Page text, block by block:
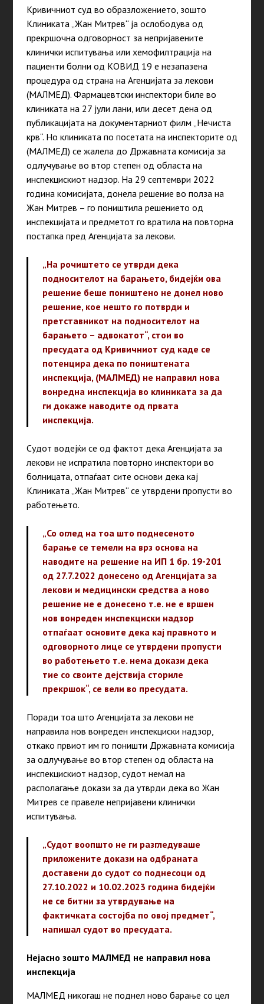
Кривичниот суд во образложението, зошто
Клиниката „Жан Митрев“ ја ослободува од
прекршочна одговорност за непријавените
клинички испитувања или хемофилтрација на
пациенти болни од КОВИД 19 е незапазена
процедура од страна на Агенцијата за лекови
(МАЛМЕД). Фармацевтски инспектори биле во
клиниката на 27 јули лани, или десет дена од
публикацијата на документарниот филм „Нечиста
крв“. Но клиниката по посетата на инспекторите од
(МАЛМЕД) се жалела до Државната комисија за
одлучување во втор степен од областа на
инспекцискиот надзор. На 29 септември 2022
година комисијата, донела решение во полза на
Жан Митрев – го поништила решението од
инспекцијата и предметот го вратила на повторна
постапка пред Агенцијата за лекови.
„На рочиштето се утврди дека
подносителот на барањето, бидејќи ова
решение беше поништено не донел ново
решение, кое нешто го потврди и
претставникот на подносителот на
барањето – адвокатот“, стои во
пресудата од Кривичниот суд каде се
потенцира дека по поништената
инспекција, (МАЛМЕД) не направил нова
вонредна инспекција во клиниката за да
ги докаже наводите од првата
инспекција.
Судот водејќи се од фактот дека Агенцијата за
лекови не испратила повторно инспектори во
болницата, отпаѓаат сите основи дека кај
Клиниката „Жан Митрев“ се утврдени пропусти во
работењето.
„Со оглед на тоа што поднесеното
барање се темели на врз основа на
наводите на решение на ИП 1 бр. 19-201
од 27.7.2022 донесено од Агенцијата за
лекови и медицински средства а ново
решение не е донесено т.е. не е вршен
нов вонреден инспекциски надзор
отпаѓаат основите дека кај правното и
одговорното лице се утврдени пропусти
во работењето т.е. нема докази дека
тие со своите дејствија сториле
прекршок“, се вели во пресудата.
Поради тоа што Агенцијата за лекови не
направила нов вонреден инспекциски надзор,
откако првиот им го поништи Државната комисија
за одлучување во втор степен од областа на
инспекцискиот надзор, судот немал на
располагање докази за да утврди дека во Жан
Митрев се правеле непријавени клинички
испитувања.
„Судот воопшто не ги разгледуваше
приложените докази на одбраната
доставени до судот со поднесоци од
27.10.2022 и 10.02.2023 година бидејќи
не се битни за утврдување на
фактичката состојба по овој предмет“,
напишал судот во пресудата.
Нејасно зошто МАЛМЕД не направил нова
инспекција
МАЛМЕД никогаш не поднел ново барање со цел